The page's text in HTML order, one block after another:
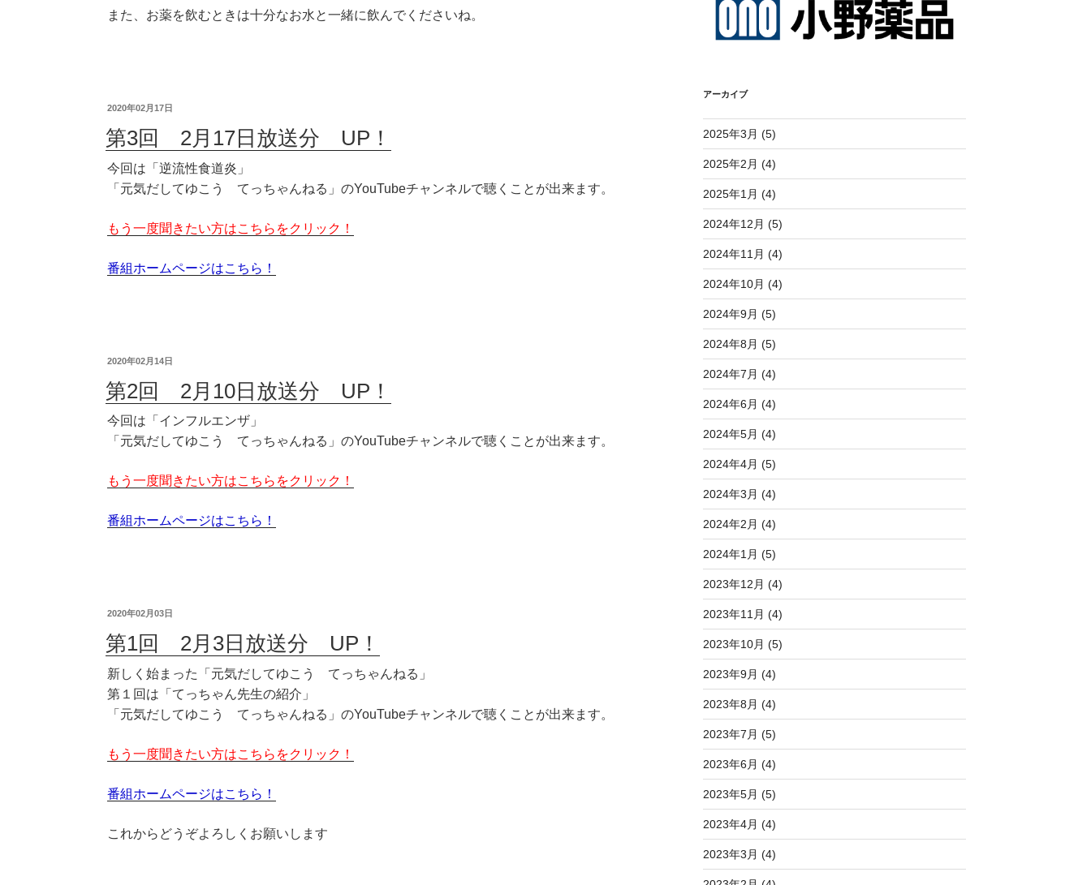
また、お薬を飲むときは十分なお水と一緒に飲んでくださいね。
2020年02月17日
第3回 2月17日放送分 UP！
今回は「逆流性食道炎」
「元気だしてゆこう てっちゃんねる」のYouTubeチャンネルで聴くことが出来ます。
もう一度聞きたい方はこちらをクリック！
番組ホームページはこちら！
2020年02月14日
第2回 2月10日放送分 UP！
今回は「インフルエンザ」
「元気だしてゆこう てっちゃんねる」のYouTubeチャンネルで聴くことが出来ます。
もう一度聞きたい方はこちらをクリック！
番組ホームページはこちら！
2020年02月03日
第1回 2月3日放送分 UP！
新しく始まった「元気だしてゆこう てっちゃんねる」
第１回は「てっちゃん先生の紹介」
「元気だしてゆこう てっちゃんねる」のYouTubeチャンネルで聴くことが出来ます。
もう一度聞きたい方はこちらをクリック！
番組ホームページはこちら！
これからどうぞよろしくお願いします
アーカイブ
2025年3月 (5)
2025年2月 (4)
2025年1月 (4)
2024年12月 (5)
2024年11月 (4)
2024年10月 (4)
2024年9月 (5)
2024年8月 (5)
2024年7月 (4)
2024年6月 (4)
2024年5月 (4)
2024年4月 (5)
2024年3月 (4)
2024年2月 (4)
2024年1月 (5)
2023年12月 (4)
2023年11月 (4)
2023年10月 (5)
2023年9月 (4)
2023年8月 (4)
2023年7月 (5)
2023年6月 (4)
2023年5月 (5)
2023年4月 (4)
2023年3月 (4)